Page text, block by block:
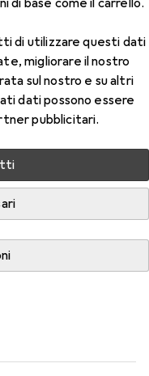
di base come il carrello.
di utilizzare questi dati
migliorare il nostro
sul nostro e su altri
dati possono essere
pubblicitari.
Xerox